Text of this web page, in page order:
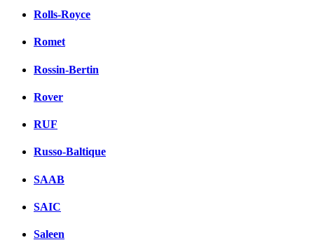
Rolls-Royce
Romet
Rossin-Bertin
Rover
RUF
Russo-Baltique
SAAB
SAIC
Saleen